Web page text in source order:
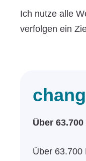
Ich nutze alle
verfolgen ein
Über
Über 63.700